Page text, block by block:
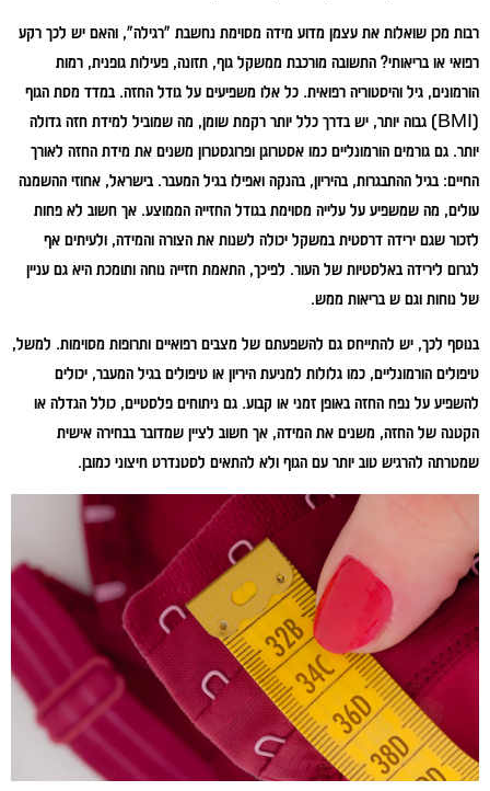
רבות מכן שואלות את עצמן מדוע מידה מסוימת נחשבת "רגילה", והאם יש לכך רקע
רפואי או בריאותי? התשובה מורכבת ממשקל גוף, תזונה, פעילות גופנית, רמות
הורמונים, גיל והיסטוריה רפואית. כל אלו משפיעים על גודל החזה. במדד מסת הגוף
(BMI) גבוה יותר, יש בדרך כלל יותר רקמת שומן, מה שמוביל למידת חזה גדולה
יותר. גם גורמים הורמונליים כמו אסטרוגן ופרוגסטרון משנים את מידת החזה לאורך
החיים: בגיל ההתבגרות, בהיריון, בהנקה ואפילו בגיל המעבר. בישראל, אחוזי ההשמנה
עולים, מה שמשפיע על עלייה מסוימת בגודל החזייה הממוצע. אך חשוב לא פחות
לזכור שגם ירידה דרסטית במשקל יכולה לשנות את הצורה והמידה, ולעיתים אף
לגרום לירידה באלסטיות של העור. לפיכך, התאמת חזייה נוחה ותומכת היא גם עניין
של נוחות וגם ש בריאות ממש.
בנוסף לכך, יש להתייחס גם להשפעתם של מצבים רפואיים ותרופות מסוימות. למשל,
טיפולים הורמונליים, כמו גלולות למניעת היריון או טיפולים בגיל המעבר, יכולים
להשפיע על נפח החזה באופן זמני או קבוע. גם ניתוחים פלסטיים, כולל הגדלה או
הקטנה של החזה, משנים את המידה, אך חשוב לציין שמדובר בבחירה אישית
שמטרתה להרגיש טוב יותר עם הגוף ולא להתאים לסטנדרט חיצוני כמובן.